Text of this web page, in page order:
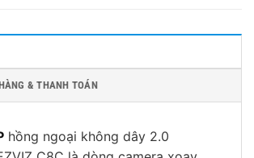
& THANH TOÁN
hồng ngoại không dây 2.0